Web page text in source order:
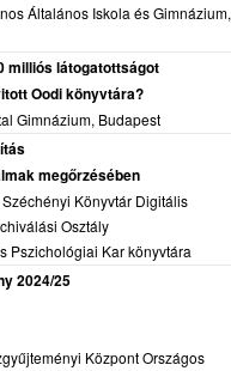
Általános Iskola és Gimnázium,
milliós látogatottságot
Oodi könyvtára?
Gimnázium, Budapest
megőrzésében
Könyvtár Digitális
Osztály
Pszichológiai Kar könyvtára
2024/25
Központ Országos